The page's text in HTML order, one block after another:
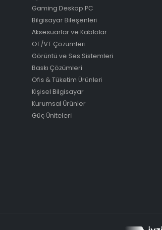
Gaming Deskop PC
Bilgisayar Bileşenleri
Aksesuarlar ve Kablolar
OT/VT Çözümleri
Görüntü ve Ses Sistemleri
Baskı Çözümleri
Ofis & Tüketim Ürünleri
Kişisel Bilgisayar
Kurumsal Ürünler
Güç Üniteleri